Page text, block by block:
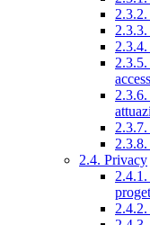
2.4. Privacy